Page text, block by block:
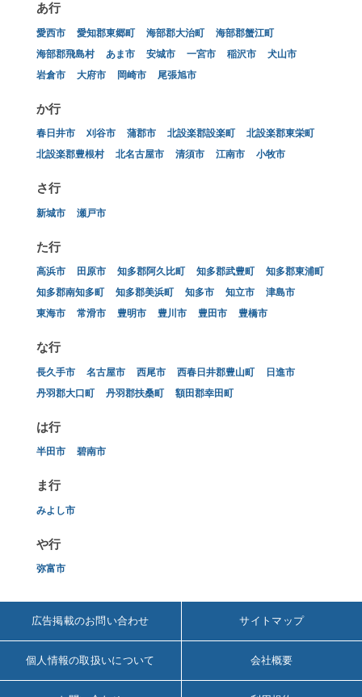
あ行
愛西市 愛知郡東郷町 海部郡大治町
海部郡蟹江町
海部郡飛島村
あま市 安城市 一宮市 稲沢市
犬山市
岩倉市
大府市 岡崎市 尾張旭市
か行
春日井市 刈谷市 蒲郡市 北設楽郡設楽町
北設楽郡東栄町
北設楽郡豊根村
北名古屋市 清須市 江南市 小牧市
さ行
新城市 瀬戸市
た行
高浜市 田原市 知多郡阿久比町 知多郡武豊町
知多郡東浦町
知多郡南知多町
知多郡美浜町 知多市 知立市
津島市
東海市
常滑市 豊明市 豊川市 豊田市 豊橋市
な行
長久手市 名古屋市 西尾市 西春日井郡豊山町
日進市
丹羽郡大口町
丹羽郡扶桑町 額田郡幸田町
は行
半田市 碧南市
ま行
みよし市
や行
弥富市
広告掲載のお問い合わせ サイトマップ
個人情報の取扱いについて 会社概要